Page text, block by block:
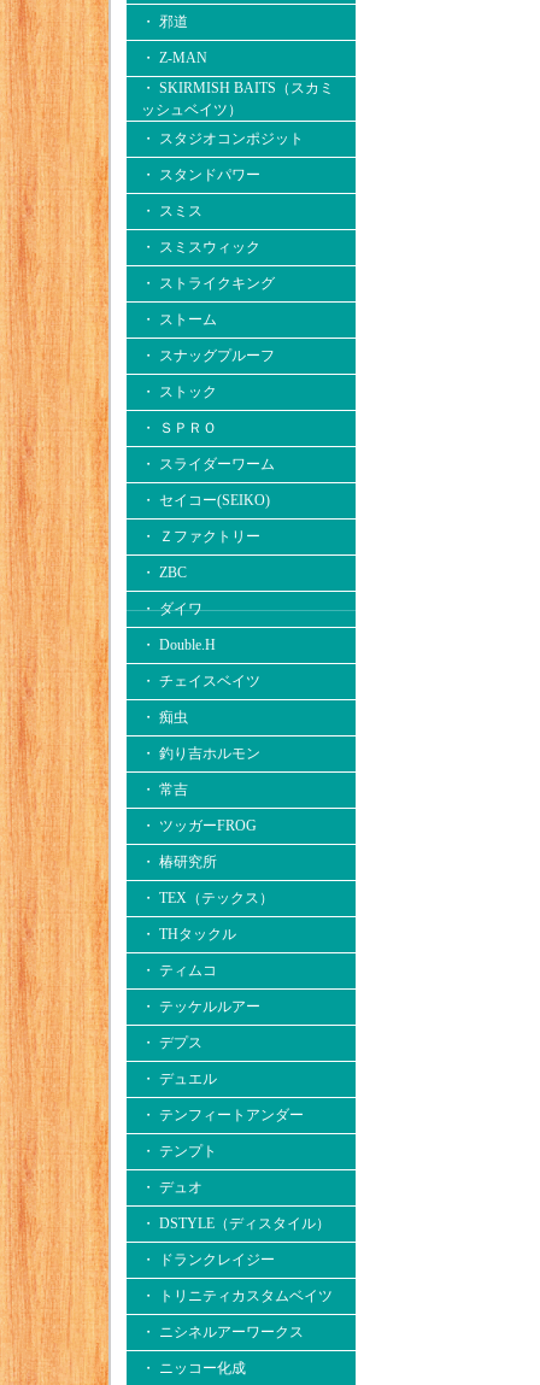
・ 邪道
・ Z-MAN
・ SKIRMISH BAITS（スカミ
ッシュベイツ）
・ スタジオコンポジット
・ スタンドパワー
・ スミス
・ スミスウィック
・ ストライクキング
・ ストーム
・ スナッグプルーフ
・ ストック
・ ＳＰＲＯ
・ スライダーワーム
・ セイコー(SEIKO)
・ Ｚファクトリー
・ ZBC
・ ダイワ
・ Double.H
・ チェイスベイツ
・ 痴虫
・ 釣り吉ホルモン
・ 常吉
・ ツッガーFROG
・ 椿研究所
・ TEX（テックス）
・ THタックル
・ ティムコ
・ テッケルルアー
・ デプス
・ デュエル
・ テンフィートアンダー
・ テンプト
・ デュオ
・ DSTYLE（ディスタイル）
・ ドランクレイジー
・ トリニティカスタムベイツ
・ ニシネルアーワークス
・ ニッコー化成